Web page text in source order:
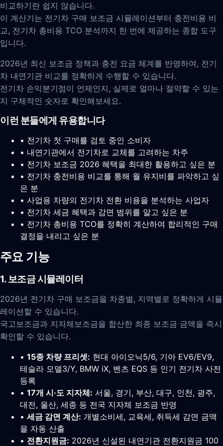
비교하기란 쉽지 않습니다.
이 계산기는 전기차 구매 보조금 시뮬레이션부터 충전비용 비
교, 전기차 총비용 TCO 분석까지 한 번에 제공하는 종합 도구
입니다.
2026년 최신 보조금 정책과 충전 요금 체계를 반영하여, 전기
차 내연기관 비교를 정확하게 수행할 수 있습니다.
전기차 손익분기점이 언제인지, 실제로 얼마나 절약할 수 있는
지 구체적인 숫자로 확인해보세요.
이런 분들에게 유용합니다
• 전기차 첫 구매를 검토 중인 소비자
• 내연기관에서 전기차로 교체를 고려하는 차주
• 전기차 보조금 2026 혜택을 최대한 활용하고 싶은 분
• 전기차 충전비용 비교를 통해 월 유지비를 파악하고 싶
은 분
• 사업용 차량의 전기차 전환 비용을 분석하는 사업자
• 전기차 세금 혜택과 감면 범위를 알고 싶은 분
• 전기차 총비용 TCO를 정확히 계산하여 합리적인 구매
결정을 내리고 싶은 분
주요 기능
1. 보조금 시뮬레이터
2026년 전기차 구매 보조금을 차종별, 지역별로 정확하게 시뮬
레이션할 수 있습니다.
국고보조금과 지자체보조금을 합산한 최종 보조금 금액을 즉시
확인할 수 있습니다.
• 15종 차량 프리셋: 현대 아이오닉5/6, 기아 EV6/EV9,
테슬라 모델3/Y, BMW iX, 벤츠 EQS 등 인기 전기차 사전
등록
• 17개 시·도 지자체: 서울, 경기, 부산, 대구, 인천, 광주,
대전, 울산, 세종 등 전국 지자체 보조금 반영
• 세금 감면 계산: 개별소비세, 교육세, 취득세 감면 금액
을 자동 산출
• 전환지원금: 2026년 신설된 내연기관 전환지원금 100